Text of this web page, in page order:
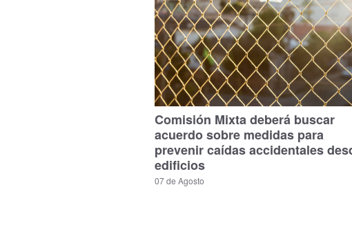
Comisión Mixta deberá buscar
acuerdo sobre medidas para
prevenir caídas accidentales
edificios
07 de Agosto